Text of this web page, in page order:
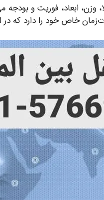
وزن، ابعاد، فوریت و
خاص خود را دارد که